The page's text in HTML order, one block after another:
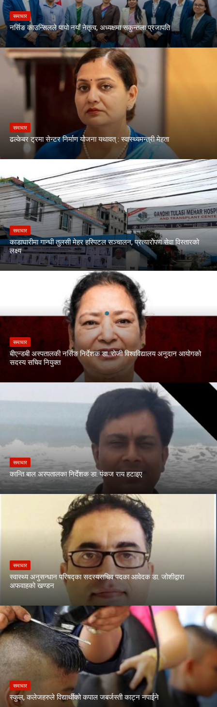
समाचार
नर्सिङ काउन्सिलले पायो नयाँ नेतृत्व, अध्यक्षमा सकुन्तला प्रजापति
समाचार
ढल्केबर ट्रमा सेन्टर निर्माण योजना यथावत् : स्वास्थ्यमन्त्री मेहता
समाचार
काडाघारीमा गान्धी तुलसी मेहर हस्पिटल सञ्चालन, प्रत्यारोपण सेवा विस्तारको
लक्ष्य
समाचार
बीएन्डबी अस्पतालकी नर्सिङ निर्देशक डा. रोजी विश्वविद्यालय अनुदान आयोगको
सदस्य सचिव नियुक्त
समाचार
कान्ति बाल अस्पतालका निर्देशक डा. पंकज राय हटाइए
समाचार
स्वास्थ्य अनुसन्धान परिषद्का सदस्यसचिव पदका आवेदक डा. जोशीद्वारा
अफवाहको खण्डन
समाचार
स्कुल, कलेजहरुले विद्यार्थीको कपाल जबर्जस्ती काट्न नपाईने